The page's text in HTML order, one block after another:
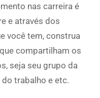
nas carreira é
e através dos
você tem, construa
compartilham os
seja seu grupo da
do trabalho e etc.